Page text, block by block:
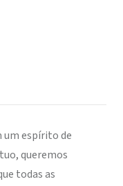
um espírito de
queremos
todas as